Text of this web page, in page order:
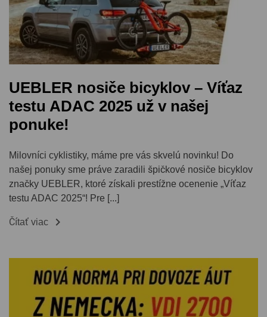
UEBLER nosiče bicyklov – Víťaz
testu ADAC 2025 už v našej
ponuke!
Milovníci cyklistiky, máme pre vás skvelú novinku! Do
našej ponuky sme práve zaradili špičkové nosiče bicyklov
značky UEBLER, ktoré získali prestížne ocenenie „Víťaz
testu ADAC 2025“! Pre [...]
Čítať viac 